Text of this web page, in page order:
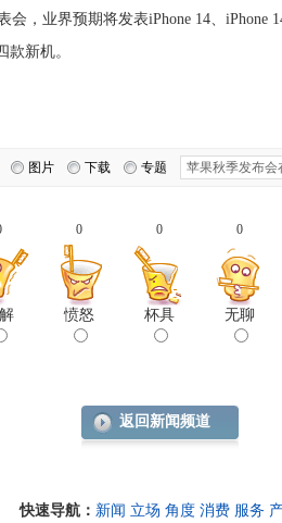
业界预期将发表iPhone 14、iPhone
款新机。
图片 下载 专题
0
愤怒
0
杯具
0
无聊
返回新闻频道
快速导航： 新闻 立场 角度 消费 服务